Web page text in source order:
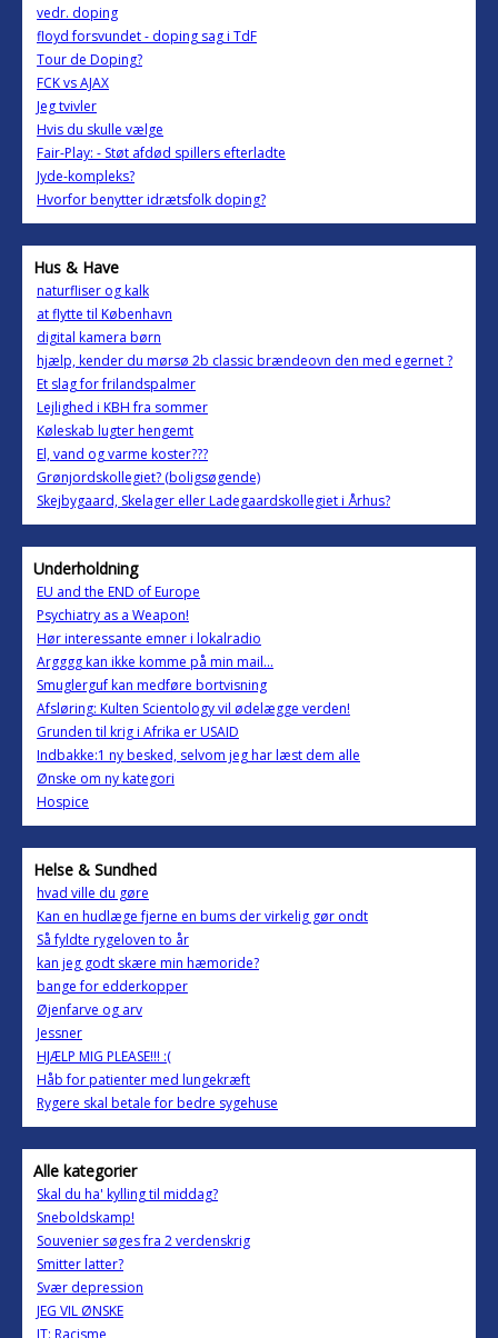
vedr. doping
floyd forsvundet - doping sag i TdF
Tour de Doping?
FCK vs AJAX
Jeg tvivler
Hvis du skulle vælge
Fair-Play: - Støt afdød spillers efterladte
Jyde-kompleks?
Hvorfor benytter idrætsfolk doping?
Hus & Have
naturfliser og kalk
at flytte til København
digital kamera børn
hjælp, kender du mørsø 2b classic brændeovn den med egernet ?
Et slag for frilandspalmer
Lejlighed i KBH fra sommer
Køleskab lugter hengemt
El, vand og varme koster???
Grønjordskollegiet? (boligsøgende)
Skejbygaard, Skelager eller Ladegaardskollegiet i Århus?
Underholdning
EU and the END of Europe
Psychiatry as a Weapon!
Hør interessante emner i lokalradio
Argggg kan ikke komme på min mail...
Smuglerguf kan medføre bortvisning
Afsløring: Kulten Scientology vil ødelægge verden!
Grunden til krig i Afrika er USAID
Indbakke:1 ny besked, selvom jeg har læst dem alle
Ønske om ny kategori
Hospice
Helse & Sundhed
hvad ville du gøre
Kan en hudlæge fjerne en bums der virkelig gør ondt
Så fyldte rygeloven to år
kan jeg godt skære min hæmoride?
bange for edderkopper
Øjenfarve og arv
Jessner
HJÆLP MIG PLEASE!!! :(
Håb for patienter med lungekræft
Rygere skal betale for bedre sygehuse
Alle kategorier
Skal du ha' kylling til middag?
Sneboldskamp!
Souvenier søges fra 2 verdenskrig
Smitter latter?
Svær depression
JEG VIL ØNSKE
IT: Racisme